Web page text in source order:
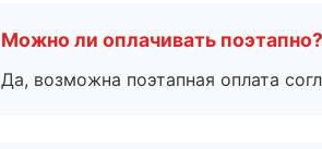
Можно ли оплачивать поэтапно?
Да, возможна поэтапная оплата